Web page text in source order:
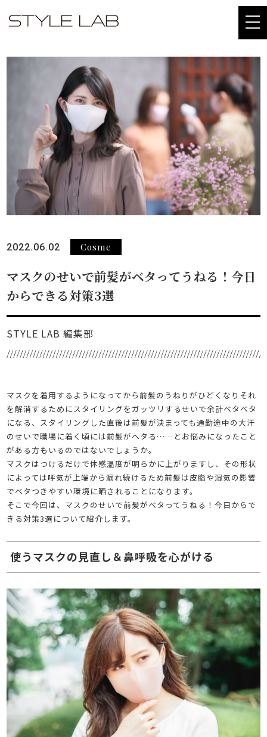
2022.06.02 Cosme
マスクのせいで前髪がベタってうねる！今日
からできる対策3選
STYLE LAB 編集部
マスクを着用するようになってから前髪のうねりがひどくなりそれ
を解消するためにスタイリングをガッツリするせいで余計ベタベタ
になる、スタイリングした直後は前髪が決まっても通勤途中の大汗
のせいで職場に着く頃には前髪がヘタる……とお悩みになったこと
がある方もいるのではないでしょうか。
マスクはつけるだけで体感温度が明らかに上がりますし、その形状
によっては呼気が上端から漏れ続けるため前髪は皮脂や湿気の影響
でベタつきやすい環境に晒されることになります。
そこで今回は、マスクのせいで前髪がベタってうねる！今日からで
きる対策3選について紹介します。
使うマスクの見直し＆鼻呼吸を心がける